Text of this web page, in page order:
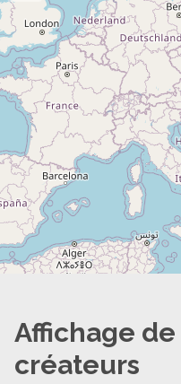
Affichage
créateurs